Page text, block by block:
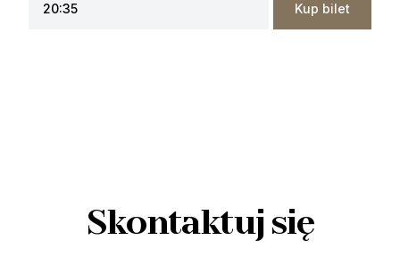
20:35 Kup bilet
Skontaktuj się